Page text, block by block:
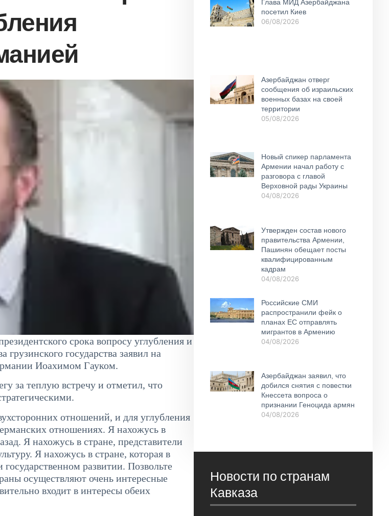
срока вопросу углубления и
государства заявил на
Иоахимом Гауком.
за теплую встречу и отметил, что
отношений, и для углубления
отношениях. Я нахожусь в
Я нахожусь в стране, представители
Я нахожусь в стране, которая в
развитии. Позвольте
осуществляют очень интересные
входит в интересы обеих
Глава МИД Азербайджана
посетил Киев
06/08/2026
Азербайджан отверг
сообщения об израильских
военных базах на своей
территории
05/08/2026
Новый спикер парламента
Армении начал работу с
разговора с главой
Верховной рады Украины
04/08/2026
Утвержден состав нового
правительства Армении,
Пашинян обещает посты
квалифицированным
кадрам
04/08/2026
Российские СМИ
распространили фейк о
планах ЕС отправлять
мигрантов в Армению
04/08/2026
Азербайджан заявил, что
добился снятия с повестки
Кнессета вопроса о
признании Геноцида армян
04/08/2026
Новости по странам
Кавказа